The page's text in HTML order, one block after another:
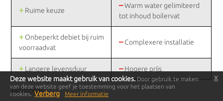
+Ruime keuze
–Warm water gelimiteerd
tot inhoud boilervat
+Onbeperkt debiet bij ruim
voorraadvat
–Complexere installatie
+Langere levensduur –Hogere prijs
Richtprijs
Deze website maakt gebruik van cookies.Door gebruik te maken
van deze website geef je toestemming voor het plaatsen van
cookies. Verberg Meer informatie
x